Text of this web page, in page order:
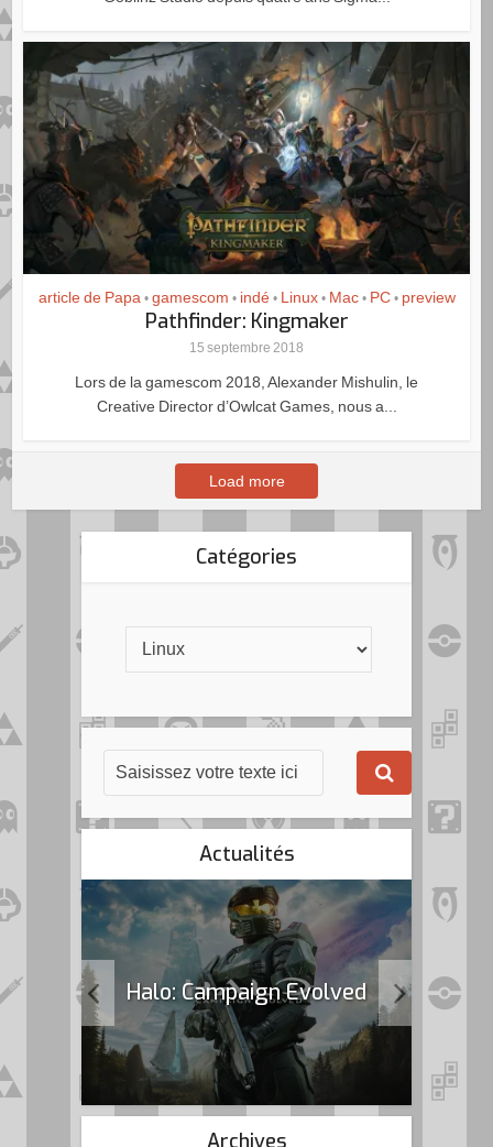
article de Papa • gamescom • indé • Linux • Mac • PC • preview
Pathfinder: Kingmaker
15 septembre 2018
Lors de la gamescom 2018, Alexander Mishulin, le
Creative Director d’Owlcat Games, nous a...
Load more
Catégories
Actualités
Halo: Campaign Evolved
Archives